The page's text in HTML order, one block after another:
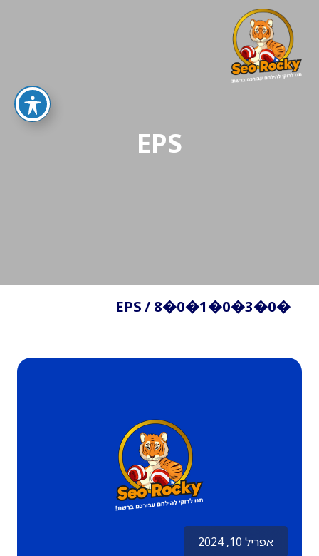
EPS
�0�3�0�1�0�8
/
EPS
אפריל 10, 2024